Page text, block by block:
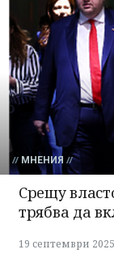
МНЕНИЯ
Срещу
трябва да
19 септември 2025